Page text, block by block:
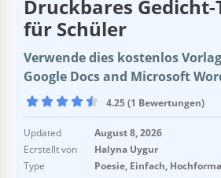
Druckbares
für Schüler
Verwende dies kostenlos
Google Docs and Microsoft
4.25 (1 Bewertungen)
Updated
August 8, 2026
Ecrstellt von
Halyna Uygur
Type
Poesie, Einfach,